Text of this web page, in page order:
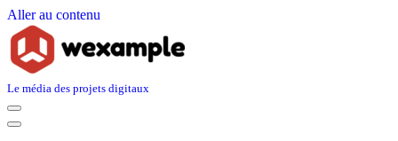
Aller au contenu
Le média des projets digitaux
Menu
de
Menu